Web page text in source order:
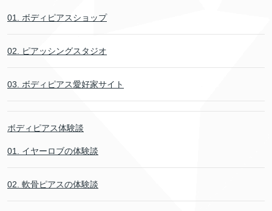
01. ボディピアスショップ
02. ピアッシングスタジオ
03. ボディピアス愛好家サイト
ボディピアス体験談
01. イヤーロブの体験談
02. 軟骨ピアスの体験談